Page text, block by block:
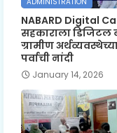
NABARD Digital
सहकाराला डिजिटल
ग्रामीण
पर्वाची नांदी
January 14, 2026